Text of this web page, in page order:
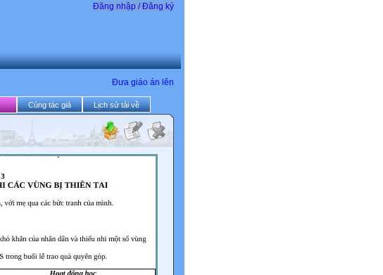
Đăng nhập / Đăng ký
Đưa giáo án lên
Cùng tác giả Lịch sử tải về